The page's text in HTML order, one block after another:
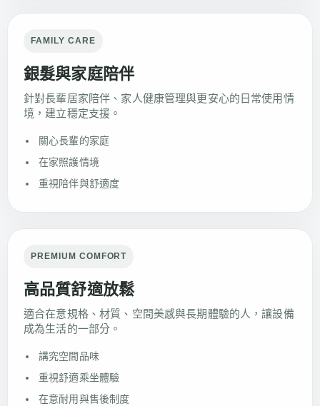
FAMILY CARE
銀髮與家庭陪伴
針對長輩居家陪伴、家人健康管理與更安心的日常使用情
境，建立穩定支援。
關心長輩的家庭
在家照護情境
重視陪伴與舒適度
PREMIUM COMFORT
高品質舒適放鬆
適合在意規格、材質、空間美感與長期體驗的人，讓設備
成為生活的一部分。
講究空間品味
重視舒適乘坐體驗
在意耐用與售後制度